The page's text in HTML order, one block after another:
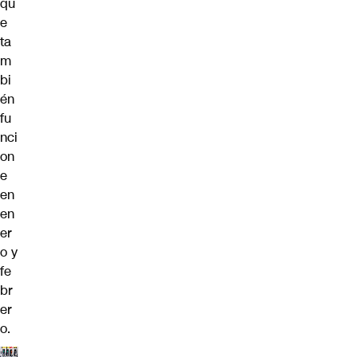
e
ta
m
bi
én
fu
nci
on
e
en
en
er
o y
fe
br
er
o.